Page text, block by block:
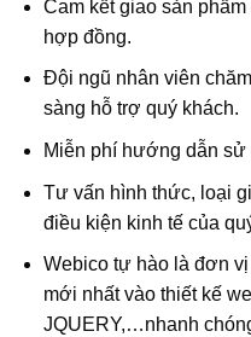
Cam kết giao sản
hợp đồng.
Đội ngũ nhân viên
sàng hỗ trợ quý khách.
Miễn phí hướng dẫn sử
Tư vấn hình thức, loại
điều kiện kinh tế của
Webico tự hào là đơn
mới nhất vào thiết kế
JQUERY,…nhanh